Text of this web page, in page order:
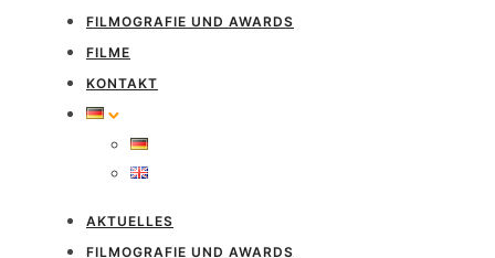
FILMOGRAFIE UND AWARDS
FILME
KONTAKT
AKTUELLES
FILMOGRAFIE UND AWARDS